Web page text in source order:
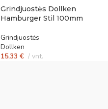
Grindjuostės Dollken
Hamburger Stil 100mm
Grindjuostės
Dollken
15,33 € vnt.